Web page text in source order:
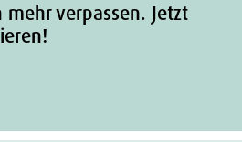
verpassen. Jetzt